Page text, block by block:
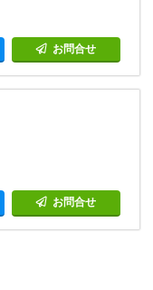
お問合せ
お問合せ